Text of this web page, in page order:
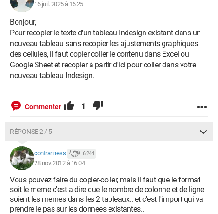
16 juil. 2025 à 16:25
Bonjour,
Pour recopier le texte d'un tableau Indesign existant dans un
nouveau tableau sans recopier les ajustements graphiques
des cellules, il faut copier coller le contenu dans Excel ou
Google Sheet et recopier à partir d'ici pour coller dans votre
nouveau tableau Indesign.
Commenter 1
RÉPONSE 2 / 5
contrariness 6 244
28 nov. 2012 à 16:04
Vous pouvez faire du copier-coller, mais il faut que le format
soit le meme c'est a dire que le nombre de colonne et de ligne
soient les memes dans les 2 tableaux.. et c'est l'import qui va
prendre le pas sur les donnees existantes...